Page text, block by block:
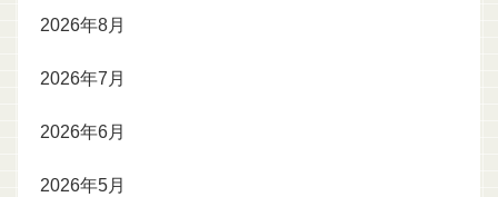
2026年8月
2026年7月
2026年6月
2026年5月